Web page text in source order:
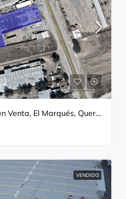
Terreno Industrial en Venta, El Marqués, Querétaro
VENDIDO